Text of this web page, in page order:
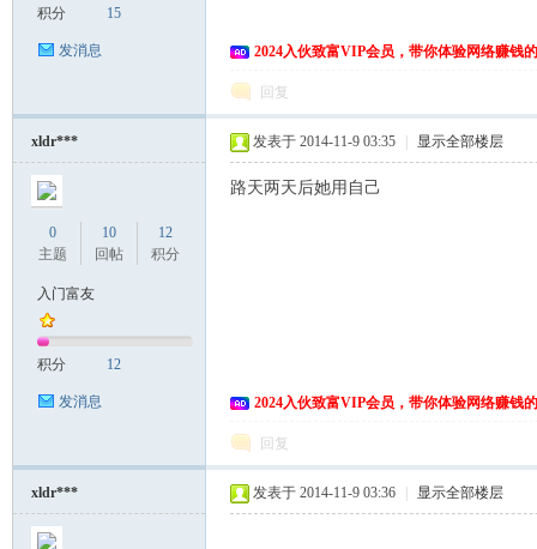
积分 15
发消息 2024入伙致富VIP会员，带你体验网络赚钱
回复
xldr***
0
主题
10
回帖
12
积分
入门富友
积分 12
发消息
发表于 2014-11-9 03:35 显示全部楼层
路天两天后她用自己
2024入伙致富VIP会员，带你体验网络赚钱
回复
xldr*** 发表于 2014-11-9 03:36 显示全部楼层